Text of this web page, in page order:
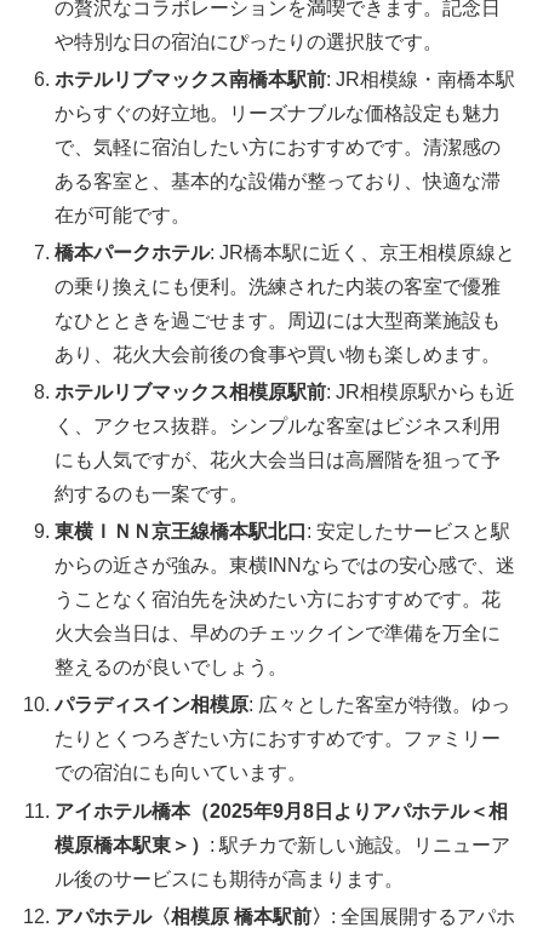
の贅沢なコラボレーションを満喫できます。記念日
や特別な日の宿泊にぴったりの選択肢です。
ホテルリブマックス南橋本駅前: JR相模線・南橋本駅
からすぐの好立地。リーズナブルな価格設定も魅力
で、気軽に宿泊したい方におすすめです。清潔感の
ある客室と、基本的な設備が整っており、快適な滞
在が可能です。
橋本パークホテル: JR橋本駅に近く、京王相模原線と
の乗り換えにも便利。洗練された内装の客室で優雅
なひとときを過ごせます。周辺には大型商業施設も
あり、花火大会前後の食事や買い物も楽しめます。
ホテルリブマックス相模原駅前: JR相模原駅からも近
く、アクセス抜群。シンプルな客室はビジネス利用
にも人気ですが、花火大会当日は高層階を狙って予
約するのも一案です。
東横ＩＮＮ京王線橋本駅北口 : 安定したサービスと駅
からの近さが強み。東横INNならではの安心感で、迷
うことなく宿泊先を決めたい方におすすめです。花
火大会当日は、早めのチェックインで準備を万全に
整えるのが良いでしょう。
パラディスイン相模原: 広々とした客室が特徴。ゆっ
たりとくつろぎたい方におすすめです。ファミリー
での宿泊にも向いています。
アイホテル橋本（2025年9月8日よりアパホテル＜相
模原橋本駅東＞） : 駅チカで新しい施設。リニューア
ル後のサービスにも期待が高まります。
アパホテル〈相模原 橋本駅前〉 : 全国展開するアパホ